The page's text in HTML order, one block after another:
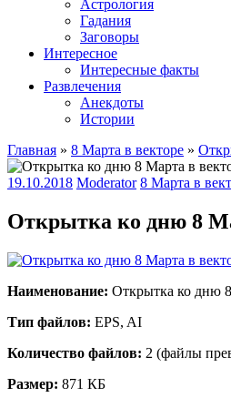
Астрология
Гадания
Заговоры
Интересное
Интересные факты
Развлечения
Анекдоты
Истории
Главная » 8 Марта в векторе »
19.10.2018 Moderator 8 Марта в
Открытка ко дню 8
Наименование: Открытка ко дню
Тип файлов: EPS, AI
Количество файлов: 2 (файлы
Размер: 871 КБ